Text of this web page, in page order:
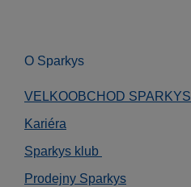
O Sparkys
VELKOOBCHOD SPARKYS
Kariéra
Sparkys klub
Prodejny Sparkys